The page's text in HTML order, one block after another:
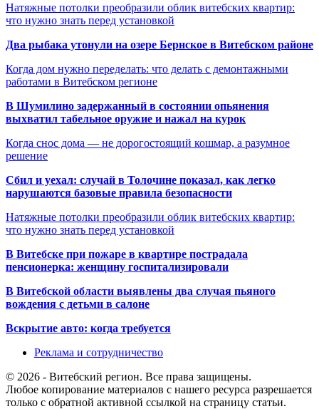
Натяжные потолки преобразили облик витебских квартир:
что нужно знать перед установкой
Два рыбака утонули на озере Бернское в Витебском районе
Когда дом нужно переделать: что делать с демонтажными
работами в Витебском регионе
В Шумилино задержанный в состоянии опьянения
выхватил табельное оружие и нажал на курок
Когда снос дома — не дорогостоящий кошмар, а разумное
решение
Сбил и уехал: случай в Толочине показал, как легко
нарушаются базовые правила безопасности
Натяжные потолки преобразили облик витебских квартир:
что нужно знать перед установкой
В Витебске при пожаре в квартире пострадала
пенсионерка: женщину госпитализировали
В Витебской области выявлены два случая пьяного
вождения с детьми в салоне
Вскрытие авто: когда требуется
Реклама и сотрудничество
© 2026 - Витебский регион. Все права защищены.
Любое копирование материалов с нашего ресурса разрешается
только с обратной активной ссылкой на страницу статьи.